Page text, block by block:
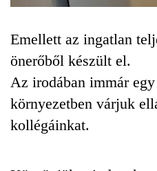
Emellett az ingatlan
önerőből készült el.
Az irodában immár
környezetben várjuk
kollégáinkat.